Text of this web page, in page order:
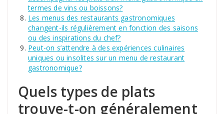
termes de vins ou boissons?
Les menus des restaurants gastronomiques
changent-ils régulièrement en fonction des saisons
ou des inspirations du chef?
Peut-on s’attendre à des expériences culinaires
uniques ou insolites sur un menu de restaurant
gastronomique?
Quels types de plats
trouve-t-on généralement